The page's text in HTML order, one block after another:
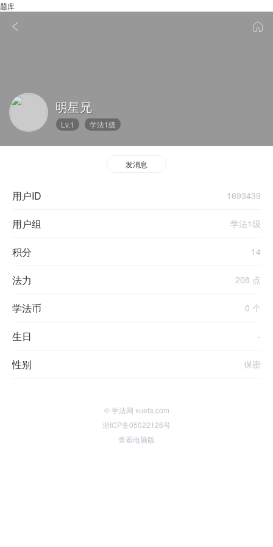
题库
明星兄
Lv.1 学法1级
发消息
用户ID 1693439
用户组 学法1级
积分 14
法力 208 点
学法币 0 个
生日 -
性别 保密
© 学法网 xuefa.com
浙ICP备05022126号
查看电脑版